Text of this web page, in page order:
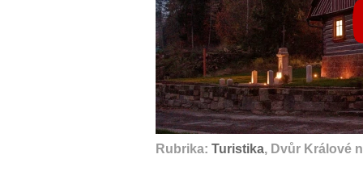
Rubrika: Turistika, Dvůr Králové